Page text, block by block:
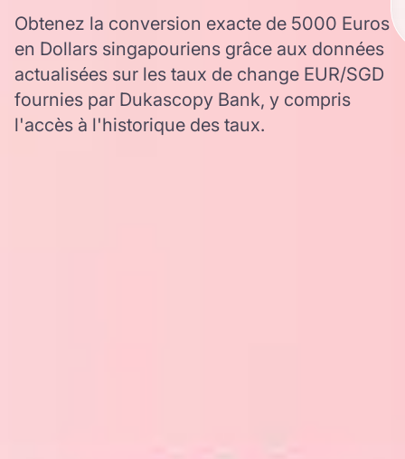
Obtenez la conversion exacte de 5000 Euros
en Dollars singapouriens grâce aux données
actualisées sur les taux de change EUR/SGD
fournies par Dukascopy Bank, y compris
l'accès à l'historique des taux.